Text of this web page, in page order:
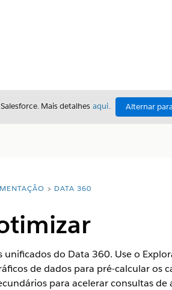
Mais detalhes aqui. Alternar
DATA 360
unificados do Data 360. Use o
de dados para pré-calcular os
para acelerar consultas